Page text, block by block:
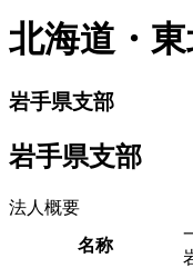
北海道・
岩手県支部
岩手県支部
法人概要
名称